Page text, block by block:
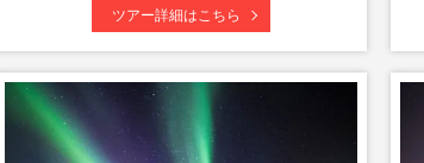
ツアー詳細はこちら